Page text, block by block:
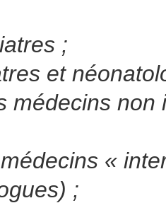
;
et
médecins
«
;